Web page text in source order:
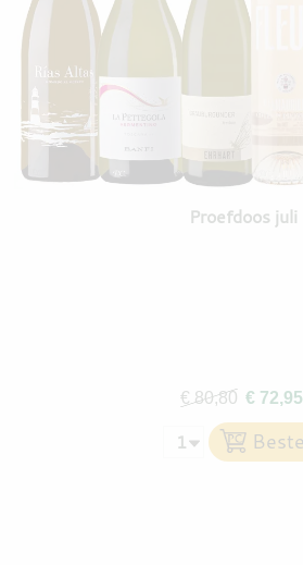
MEER
Proefdoos juli
€ 80,80 € 72,95